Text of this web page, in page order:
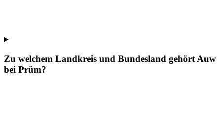
Zu welchem Landkreis und Bundesland gehört Auw
bei Prüm?